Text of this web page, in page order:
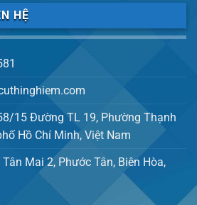
HỆ
15 Đường TL 19, Phường Thạnh
Hồ Chí Minh, Việt Nam
Mai 2, Phước Tân, Biên Hòa,